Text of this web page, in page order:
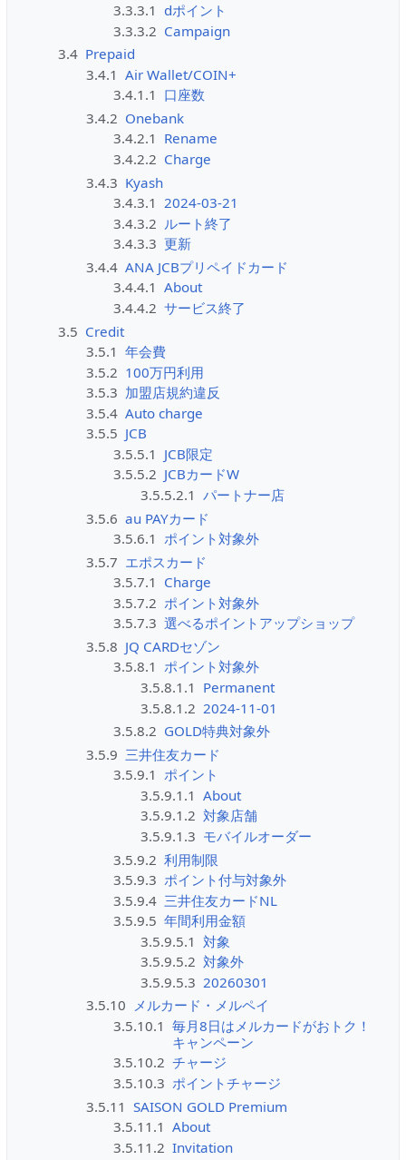
3.3.3.1 dポイント
3.3.3.2 Campaign
3.4 Prepaid
3.4.1 Air Wallet/COIN+
3.4.1.1 口座数
3.4.2 Onebank
3.4.2.1 Rename
3.4.2.2 Charge
3.4.3 Kyash
3.4.3.1 2024-03-21
3.4.3.2 ルート終了
3.4.3.3 更新
3.4.4 ANA JCBプリペイドカード
3.4.4.1 About
3.4.4.2 サービス終了
3.5 Credit
3.5.1 年会費
3.5.2 100万円利用
3.5.3 加盟店規約違反
3.5.4 Auto charge
3.5.5 JCB
3.5.5.1 JCB限定
3.5.5.2 JCBカードW
3.5.5.2.1 パートナー店
3.5.6 au PAYカード
3.5.6.1 ポイント対象外
3.5.7 エポスカード
3.5.7.1 Charge
3.5.7.2 ポイント対象外
3.5.7.3 選べるポイントアップショップ
3.5.8 JQ CARDセゾン
3.5.8.1 ポイント対象外
3.5.8.1.1 Permanent
3.5.8.1.2 2024-11-01
3.5.8.2 GOLD特典対象外
3.5.9 三井住友カード
3.5.9.1 ポイント
3.5.9.1.1 About
3.5.9.1.2 対象店舗
3.5.9.1.3 モバイルオーダー
3.5.9.2 利用制限
3.5.9.3 ポイント付与対象外
3.5.9.4 三井住友カードNL
3.5.9.5 年間利用金額
3.5.9.5.1 対象
3.5.9.5.2 対象外
3.5.9.5.3 20260301
3.5.10 メルカード・メルペイ
3.5.10.1 毎月8日はメルカードがおトク！
キャンペーン
3.5.10.2 チャージ
3.5.10.3 ポイントチャージ
3.5.11 SAISON GOLD Premium
3.5.11.1 About
3.5.11.2 Invitation